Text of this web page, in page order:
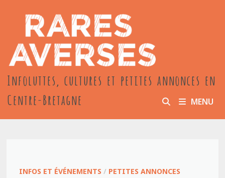
contenu
Infoluttes, cultures et petites annonces en
Centre-Bretagne
MENU
INFOS ET ÉVÉNEMENTS / PETITES ANNONCES